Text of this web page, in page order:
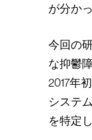
が分かっ
今回の
な抑鬱
2017年初
システ
を特定